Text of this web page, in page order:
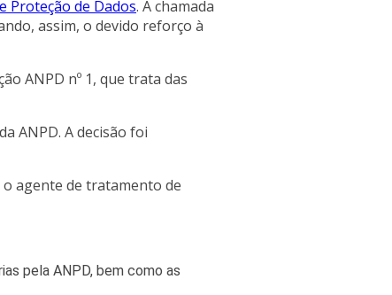
Proteção de Dados. A chamada
assim, o devido reforço à
ANPD nº 1, que trata das
ANPD. A decisão foi
agente de tratamento de
pela ANPD, bem como as